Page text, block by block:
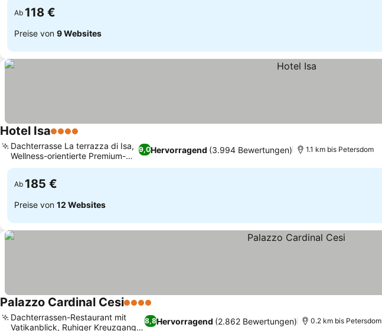
Ab 118 €
Preise von 9 Websites
Hotel Isa4 Sterne
9,0Hervorragend (3.994 Bewertungen)
Dachterrasse La terrazza di Isa,
Wellness-orientierte Premium-
Zimmer
1.1 km bis Petersdom
Ab 185 €
Preise von 12 Websites
Palazzo Cardinal Cesi4 Sterne
8,8Hervorragend (2.862 Bewertungen)
Dachterrassen-Restaurant mit
Vatikanblick, Ruhiger Kreuzgang-
0.2 km bis Petersdom